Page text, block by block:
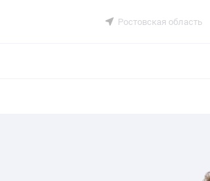
Ростовская область